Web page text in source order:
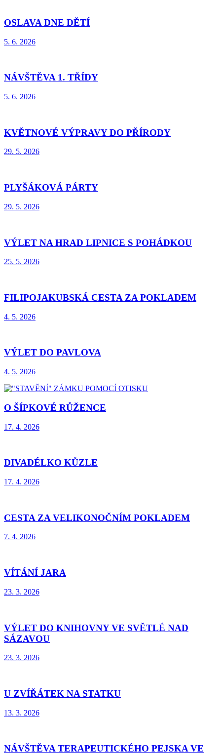
OSLAVA DNE DĚTÍ
5. 6. 2026
NÁVŠTĚVA 1. TŘÍDY
5. 6. 2026
KVĚTNOVÉ VÝPRAVY DO PŘÍRODY
29. 5. 2026
PLYŠÁKOVÁ PÁRTY
29. 5. 2026
VÝLET NA HRAD LIPNICE S POHÁDKOU
25. 5. 2026
FILIPOJAKUBSKÁ CESTA ZA POKLADEM
4. 5. 2026
VÝLET DO PAVLOVA
4. 5. 2026
O ŠÍPKOVÉ RŮŽENCE
17. 4. 2026
DIVADÉLKO KŮZLE
17. 4. 2026
CESTA ZA VELIKONOČNÍM POKLADEM
7. 4. 2026
VÍTÁNÍ JARA
23. 3. 2026
VÝLET DO KNIHOVNY VE SVĚTLÉ NAD
SÁZAVOU
23. 3. 2026
U ZVÍŘÁTEK NA STATKU
13. 3. 2026
NÁVŠTĚVA TERAPEUTICKÉHO PEJSKA VE